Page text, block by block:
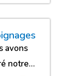
Luang
Prabang
avons
notre
« Nous
« Nous sommes